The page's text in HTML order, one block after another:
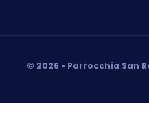
© 2026 • Parrocchia San